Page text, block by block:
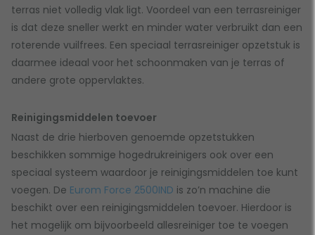
terras niet volledig vlak ligt. Voordeel van een terrasreiniger
is dat deze sneller werkt en minder water verbruikt dan een
roterende vuilfrees. Een speciaal terrasreiniger opzetstuk is
daarmee ideaal voor het schoonmaken van je terras of
andere grote oppervlaktes.
Reinigingsmiddelen toevoer
Naast de drie hierboven genoemde opzetstukken
beschikken sommige hogedrukreinigers ook over een
speciaal systeem waardoor je reinigingsmiddelen toe kunt
voegen. De Eurom Force 2500IND is zo’n machine die
beschikt over een reinigingsmiddelen toevoer. Hierdoor is
het mogelijk om bijvoorbeeld allesreiniger toe te voegen